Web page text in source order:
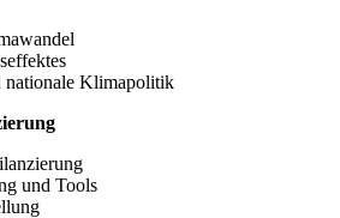
nationale Klimapolitik
und Tools